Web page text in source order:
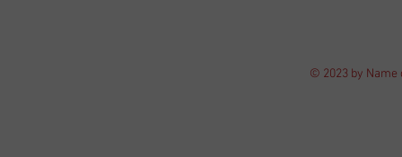
© 2023 by